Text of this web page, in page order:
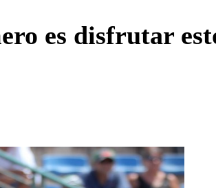
es disfrutar